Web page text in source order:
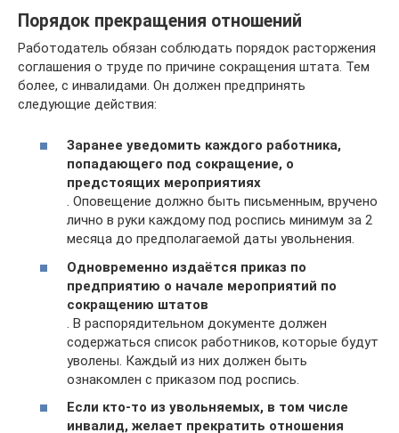
Порядок прекращения отношений
Работодатель обязан соблюдать порядок расторжения
соглашения о труде по причине сокращения штата. Тем
более, с инвалидами. Он должен предпринять
следующие действия:
Заранее уведомить каждого работника,
попадающего под сокращение, о
предстоящих мероприятиях
. Оповещение должно быть письменным, вручено
лично в руки каждому под роспись минимум за 2
месяца до предполагаемой даты увольнения.
Одновременно издаётся приказ по
предприятию о начале мероприятий по
сокращению штатов
. В распорядительном документе должен
содержаться список работников, которые будут
уволены. Каждый из них должен быть
ознакомлен с приказом под роспись.
Если кто-то из увольняемых, в том числе
инвалид, желает прекратить отношения